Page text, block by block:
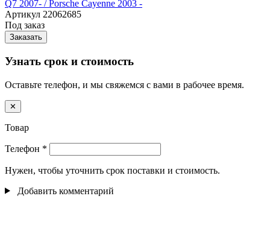
Q7 2007- / Porsche Cayenne 2003 -
Артикул 22062685
Под заказ
Заказать
Узнать срок и стоимость
Оставьте телефон, и мы свяжемся с вами в рабочее время.
✕
Товар
Телефон *
Нужен, чтобы уточнить срок поставки и стоимость.
Добавить комментарий